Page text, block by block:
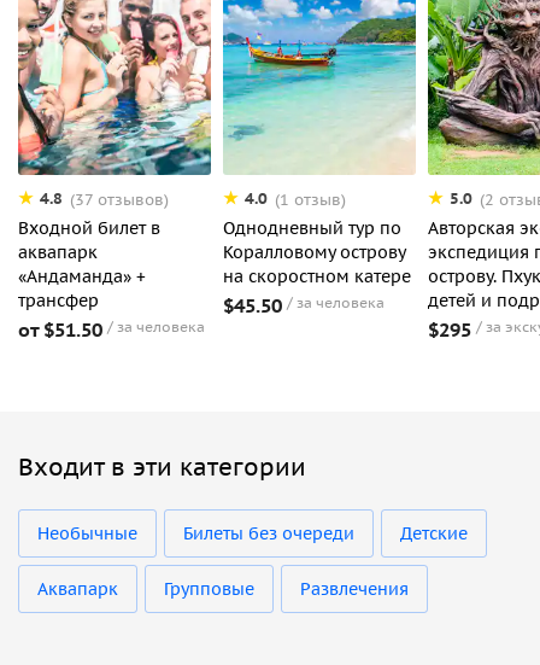
4.8 (37 отзывов)
Входной билет в
аквапарк
«Андаманда» +
трансфер
от $51.50 за человека
4.0 (1 отзыв)
Однодневный тур по
Коралловому острову
на скоростном катере
$45.50 за человека
5.0 (2
Авторская
экспедиция
острову.
детей и
$295 за
Входит в эти категории
Необычные Билеты без очереди Детские
Аквапарк Групповые Развлечения